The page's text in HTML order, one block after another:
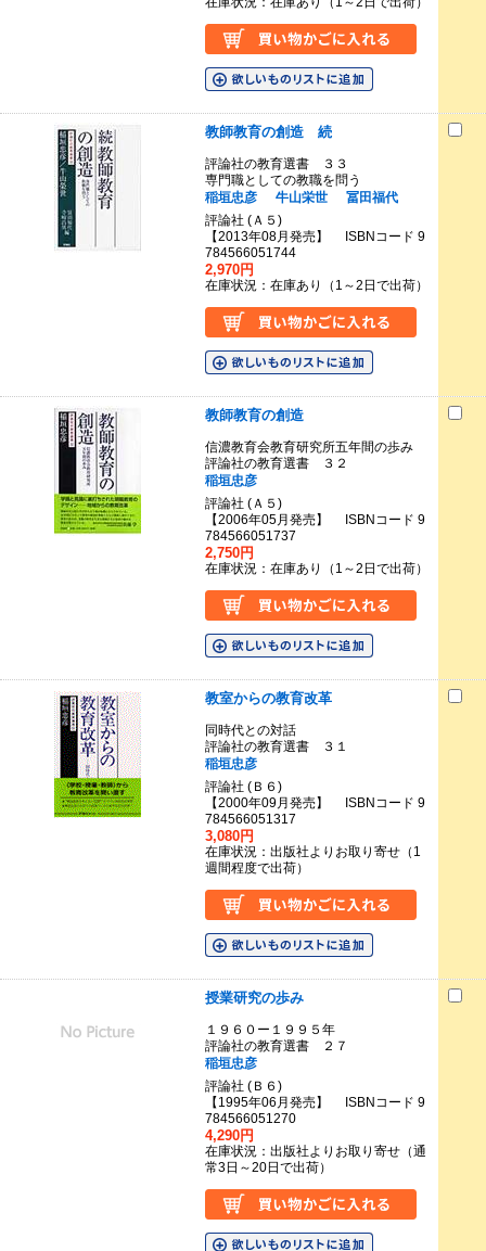
教師教育の創造 続
評論社の教育選書 ３３
専門職としての教職を問う
稲垣忠彦
牛山栄世
冨田福代
評論社 (Ａ５)
【2013年08月発売】 ISBNコード 9
784566051744
2,970円
在庫状況：在庫あり（1～2日で出荷）
教師教育の創造
信濃教育会教育研究所五年間の歩み
評論社の教育選書 ３２
稲垣忠彦
評論社 (Ａ５)
【2006年05月発売】 ISBNコード 9
784566051737
2,750円
在庫状況：在庫あり（1～2日で出荷）
教室からの教育改革
同時代との対話
評論社の教育選書 ３１
稲垣忠彦
評論社 (Ｂ６)
【2000年09月発売】 ISBNコード 9
784566051317
3,080円
在庫状況：出版社よりお取り寄せ（1
週間程度で出荷）
授業研究の歩み
１９６０ー１９９５年
評論社の教育選書 ２７
稲垣忠彦
評論社 (Ｂ６)
【1995年06月発売】 ISBNコード 9
784566051270
4,290円
在庫状況：出版社よりお取り寄せ（通
常3日～20日で出荷）